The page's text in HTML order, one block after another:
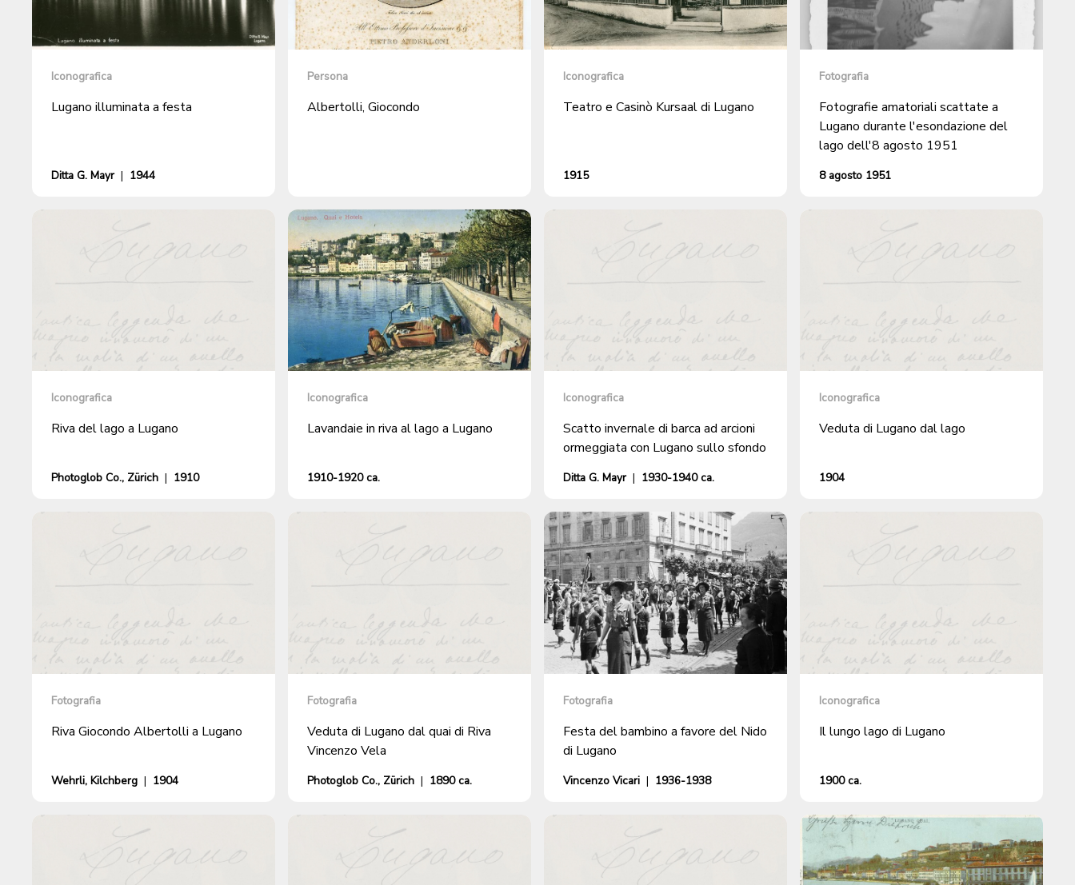
Iconografica
Lugano illuminata a festa
Ditta G. Mayr | 1944
Persona
Albertolli, Giocondo
Iconografica
Teatro e Casinò Kursaal di Lugano
1915
Fotografia
Fotografie amatoriali scattate a
Lugano durante l'esondazione del
lago dell'8 agosto 1951
8 agosto 1951
Iconografica
Riva del lago a Lugano
Photoglob Co., Zürich | 1910
Iconografica
Lavandaie in riva al lago a Lugano
1910-1920 ca.
Iconografica
Scatto invernale di barca ad arcioni
ormeggiata con Lugano sullo sfondo
Ditta G. Mayr | 1930-1940 ca.
Iconografica
Veduta di Lugano dal lago
1904
Fotografia
Riva Giocondo Albertolli a Lugano
Wehrli, Kilchberg | 1904
Fotografia
Veduta di Lugano dal quai di Riva
Vincenzo Vela
Photoglob Co., Zürich | 1890 ca.
Fotografia
Festa del bambino a favore del Nido
di Lugano
Vincenzo Vicari | 1936-1938
Iconografica
Il lungo lago di Lugano
1900 ca.